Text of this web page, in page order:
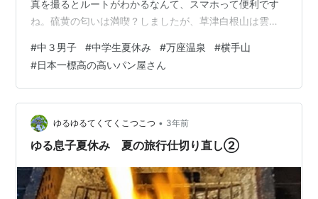
真を撮るとルートがわかるなんて、スマホって便利です
ね。硫黄の匂いは満喫？しましたが、草津白根山は雲で
テル』に問題なく到着。入ってすぐ荷物を全部開いたの
でお部屋はお見せできません。ベッド２、ソファベッド
２。 www.princehotels.co.jp 建物は結構古かったです。
家族連も多いけど、湯治という感じの人も多い。※因みに
ホテルは沖縄旅行が潰れた時点でトリバゴで急遽…
#中３男子 #中学生夏休み #万座温泉 #横手山
#日本一標高の高いパン屋さん
ゆるゆるてくてくこつこつ • 3年前
ゆる息子夏休み 夏の旅行仕切り直し②